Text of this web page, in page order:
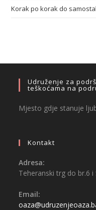
Korak po korak do
Udruženje za
teškoćama na
Mjesto gdje stanuje
Kontakt
Adresa:
Teheranski trg do br.6 i
Email: